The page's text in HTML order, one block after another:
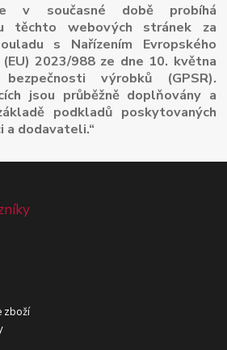
v současné době probíhá
těchto webových stránek za
s Nařízením Evropského
2023/988 ze dne 10. května
výrobků (GPSR).
jsou průběžně doplňovány a
podkladů poskytovaných
dodavateli.“
zboží